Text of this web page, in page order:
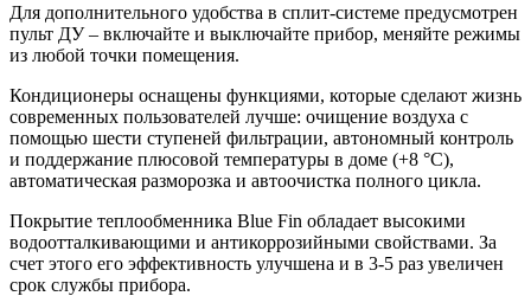
Для дополнительного удобства в сплит-системе предусмотрен
пульт ДУ – включайте и выключайте прибор, меняйте режимы
из любой точки помещения.
Кондиционеры оснащены функциями, которые сделают жизнь
современных пользователей лучше: очищение воздуха с
помощью шести ступеней фильтрации, автономный контроль
и поддержание плюсовой температуры в доме (+8 °С),
автоматическая разморозка и автоочистка полного цикла.
Покрытие теплообменника Blue Fin обладает высокими
водоотталкивающими и антикоррозийными свойствами. За
счет этого его эффективность улучшена и в 3-5 раз увеличен
срок службы прибора.